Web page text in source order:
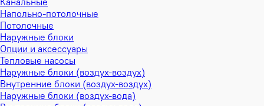
Напольно-потолочные
Потолочные
Наружные блоки
Опции и аксессуары
Тепловые насосы
Наружные блоки (воздух-воздух)
Внутренние блоки (воздух-воздух)
Наружные блоки (воздух-вода)